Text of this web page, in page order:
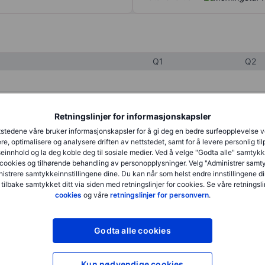
Retningslinjer for informasjonskapsler
våre bruker informasjonskapsler for å gi deg en bedre surfeopplevelse
optimalisere og analysere driften av nettstedet, samt for å levere personlig
og la deg koble deg til sosiale medier. Ved å velge "Godta alle"
og tilhørende behandling av personopplysninger. Velg "Administrer
samtykkeinnstillingene dine. Du kan når som helst endre innstillingene
samtykket ditt via siden med retningslinjer for cookies. Se våre
cookies og våre retningslinjer for personvern.
Godta alle cookies
Q1 Q2
XXXXXXX
XXXXXXX XXXXXXX
XXXXXXX XXXXXXX
XXXXXXX